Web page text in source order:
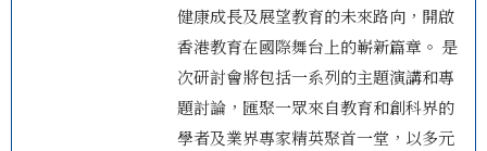
健康成長及展望教育的未來路向，開啟
香港教育在國際舞台上的嶄新篇章。 是
次研討會將包括一系列的主題演講和專
題討論，匯聚一眾來自教育和創科界的
學者及業界專家精英聚首一堂，以多元